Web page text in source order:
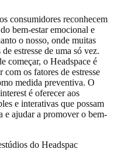
consumidores reconhecem
bem-estar emocional e
o nosso, onde muitas
estresse de uma só vez.
começar, o Headspace é
os fatores de estresse
medida preventiva. O
é oferecer aos
e interativas que possam
e ajudar a promover o bem-
do Headspac